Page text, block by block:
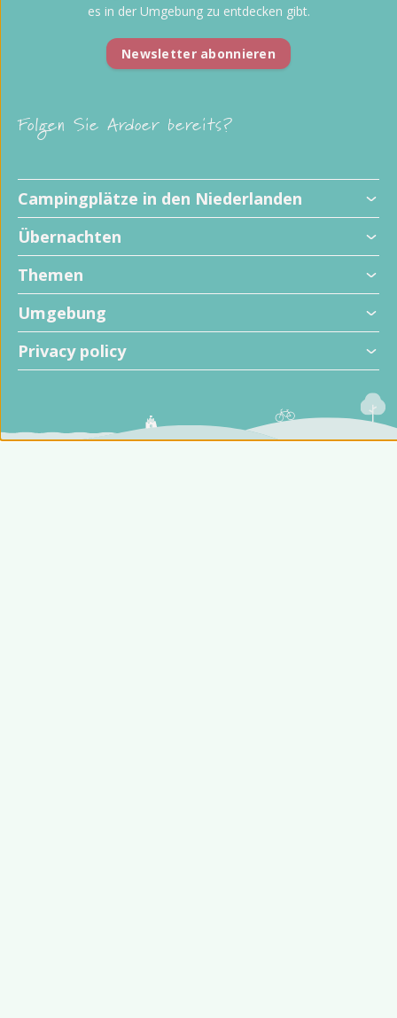
Folgen Sie Ardoer bereits?
Campingplätze in den Niederlanden
Übernachten
Themen
Umgebung
Privacy policy
es in der Umgebung zu entdecken gibt.
Newsletter abonnieren